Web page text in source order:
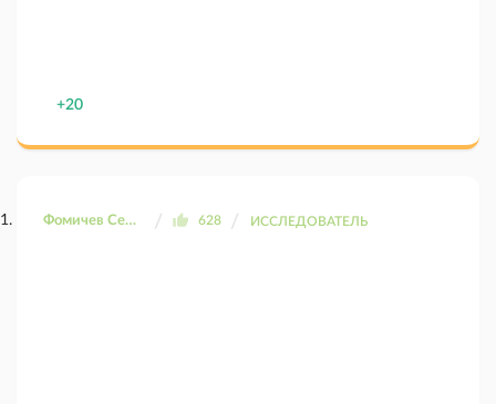
+20
Фомичев Сергей 628 ИССЛЕДОВАТЕЛЬ